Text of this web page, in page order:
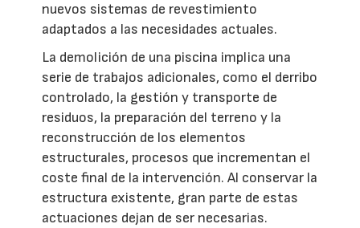
nuevos sistemas de revestimiento
adaptados a las necesidades actuales.
La demolición de una piscina implica una
serie de trabajos adicionales, como el derribo
controlado, la gestión y transporte de
residuos, la preparación del terreno y la
reconstrucción de los elementos
estructurales, procesos que incrementan el
coste final de la intervención. Al conservar la
estructura existente, gran parte de estas
actuaciones dejan de ser necesarias.